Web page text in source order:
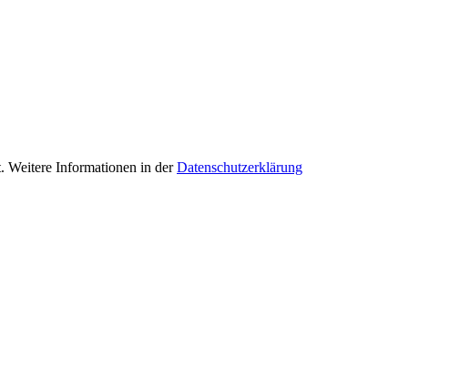
Weitere Informationen in derDatenschutzerklärung